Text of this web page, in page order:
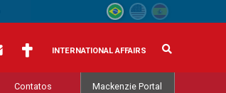
INTERNATIONAL AFFAIRS
Contatos Mackenzie Portal